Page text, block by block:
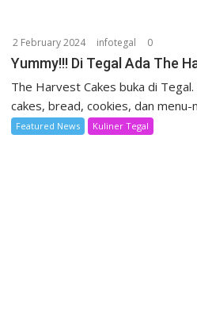
2 February 2024 infotegal 0
Yummy!!! Di Tegal Ada The
The Harvest Cakes buka di
cakes, bread, cookies, dan menu-
Featured News Kuliner Tegal